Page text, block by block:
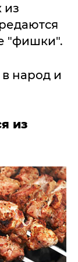
из
"фишки".
народ и
из